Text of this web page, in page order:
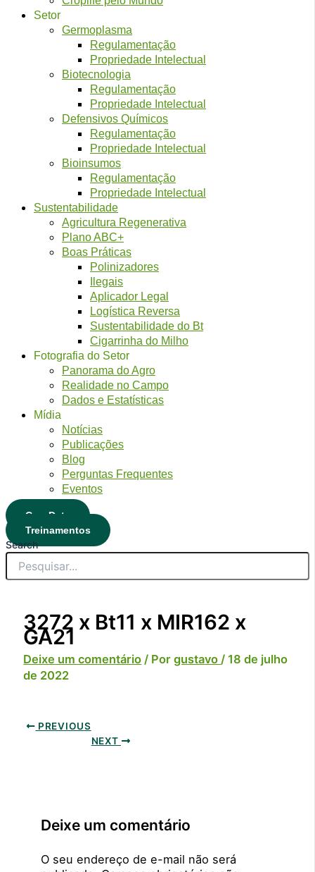
Setor
Germoplasma
Regulamentação
Propriedade Intelectual
Biotecnologia
Regulamentação
Propriedade Intelectual
Defensivos Químicos
Regulamentação
Propriedade Intelectual
Bioinsumos
Regulamentação
Propriedade Intelectual
Sustentabilidade
Agricultura Regenerativa
Plano ABC+
Boas Práticas
Polinizadores
Ilegais
Aplicador Legal
Logística Reversa
Sustentabilidade do Bt
Cigarrinha do Milho
Fotografia do Setor
Panorama do Agro
Realidade no Campo
Dados e Estatísticas
Mídia
Notícias
Publicações
Blog
Perguntas Frequentes
Eventos
CropData
Treinamentos
Search
3272 x Bt11 x MIR162 x
GA21
Deixe um comentário / Porgustavo /18 de julho
de 2022
PREVIOUS
NEXT
Deixe um comentário
O seu endereço de e-mail não será